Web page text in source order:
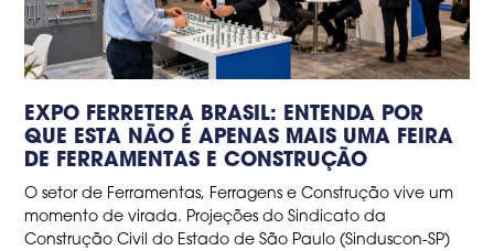
EXPO FERRETERA BRASIL: ENTENDA POR
QUE ESTA NÃO É APENAS MAIS UMA FEIRA
DE FERRAMENTAS E CONSTRUÇÃO
O setor de Ferramentas, Ferragens e Construção vive um
momento de virada. Projeções do Sindicato da
Construção Civil do Estado de São Paulo (Sinduscon-SP)